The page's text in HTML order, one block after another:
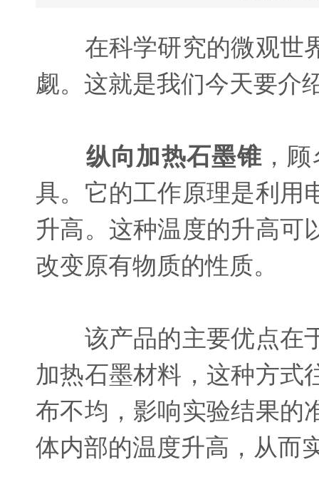
在科学研究的微观世界
觑。这就是我们今天要介
纵向加热石墨锥 ，
具。它的工作原理是利用
升高。这种温度的升高可
改变原有物质的性质。
该产品的主要优点在于
加热石墨材料，这种方式
布不均，影响实验结果的
体内部的温度升高，从而